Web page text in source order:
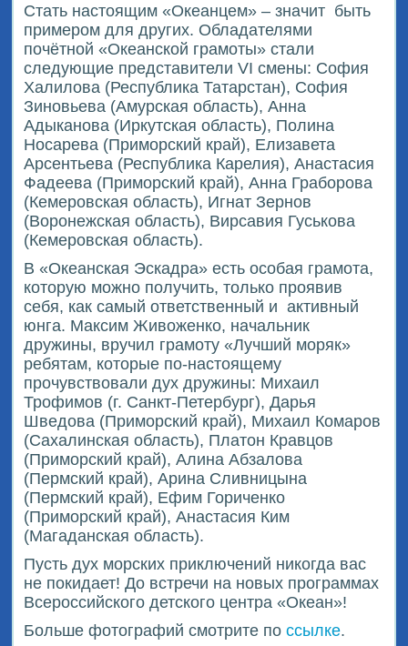
Стать настоящим «Океанцем» – значит быть
примером для других. Обладателями
почётной «Океанской грамоты» стали
следующие представители VI смены: София
Халилова (Республика Татарстан), София
Зиновьева (Амурская область), Анна
Адыканова (Иркутская область), Полина
Носарева (Приморский край), Елизавета
Арсентьева (Республика Карелия), Анастасия
Фадеева (Приморский край), Анна Граборова
(Кемеровская область), Игнат Зернов
(Воронежская область), Вирсавия Гуськова
(Кемеровская область).
В «Океанская Эскадра» есть особая грамота,
которую можно получить, только проявив
себя, как самый ответственный и активный
юнга. Максим Живоженко, начальник
дружины, вручил грамоту «Лучший моряк»
ребятам, которые по-настоящему
прочувствовали дух дружины: Михаил
Трофимов (г. Санкт-Петербург), Дарья
Шведова (Приморский край), Михаил Комаров
(Сахалинская область), Платон Кравцов
(Приморский край), Алина Абзалова
(Пермский край), Арина Сливницына
(Пермский край), Ефим Гориченко
(Приморский край), Анастасия Ким
(Магаданская область).
Пусть дух морских приключений никогда вас
не покидает! До встречи на новых программах
Всероссийского детского центра «Океан»!
Больше фотографий смотрите поссылке.